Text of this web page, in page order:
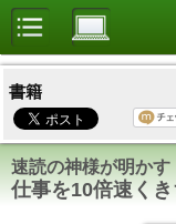
書籍
速読の神様が明かす
仕事を10倍速く